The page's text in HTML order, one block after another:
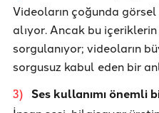
Videoların çoğunda
alıyor. Ancak bu
sorgulanıyor; videoların
sorgusuz kabul eden bir
3) Ses kullanımı